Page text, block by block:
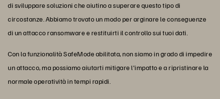
di sviluppare soluzioni che aiutino a superare questo tipo di
circostanze. Abbiamo trovato un modo per arginare le conseguenze
di un attacco ransomware e restituirti il controllo sui tuoi dati.
Con la funzionalità SafeMode abilitata, non siamo in grado di impedire
un attacco, ma possiamo aiutarti mitigare l'impatto e a ripristinare la
normale operatività in tempi rapidi.